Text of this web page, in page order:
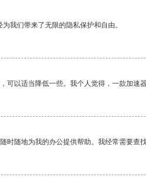
我们带来了无限的隐私保护和自由。
可以适当降低一些。我个人觉得，一款加速
时随地为我的办公提供帮助。我经常需要查